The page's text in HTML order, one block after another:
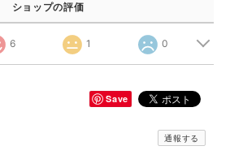
ショップの評価
6 1 0
Save
通報する